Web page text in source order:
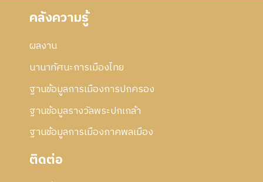
คลังความรู้
ผลงาน
นานาทัศนะการเมืองไทย
ฐานข้อมูลการเมืองการปกครอง
ฐานข้อมูลรางวัลพระปกเกล้า
ฐานข้อมูลการเมืองภาคพลเมือง
ติดต่อ